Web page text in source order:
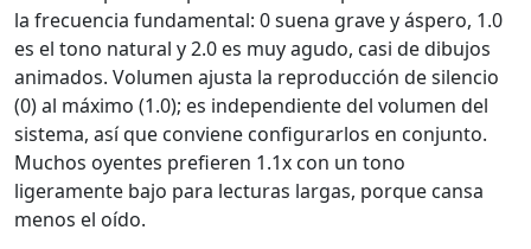
la frecuencia fundamental: 0 suena grave y áspero, 1.0
es el tono natural y 2.0 es muy agudo, casi de dibujos
animados. Volumen ajusta la reproducción de silencio
(0) al máximo (1.0); es independiente del volumen del
sistema, así que conviene configurarlos en conjunto.
Muchos oyentes prefieren 1.1x con un tono
ligeramente bajo para lecturas largas, porque cansa
menos el oído.